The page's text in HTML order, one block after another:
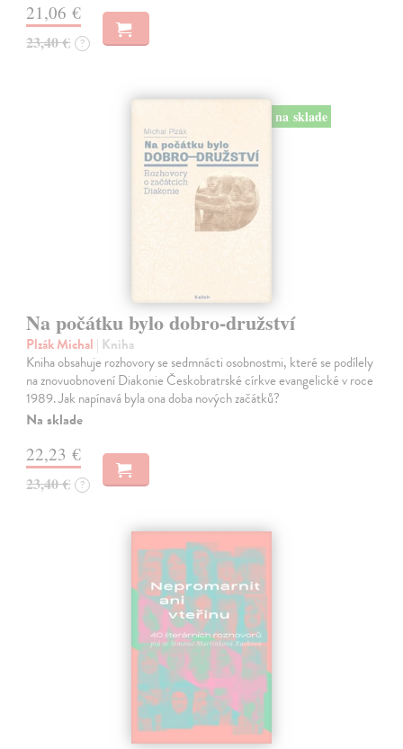
21,06 €
23,40 € ?
na sklade
Na počátku bylo dobro-družství
Plzák Michal | Kniha
Kniha obsahuje rozhovory se sedmnácti osobnostmi, které se podílely
na znovuobnovení Diakonie Českobratrské církve evangelické v roce
1989. Jak napínavá byla ona doba nových začátků?
Na sklade
22,23 €
23,40 € ?